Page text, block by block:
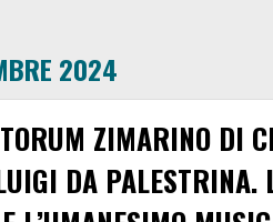
2024
ZIMARINO DI
DA PALESTRINA.